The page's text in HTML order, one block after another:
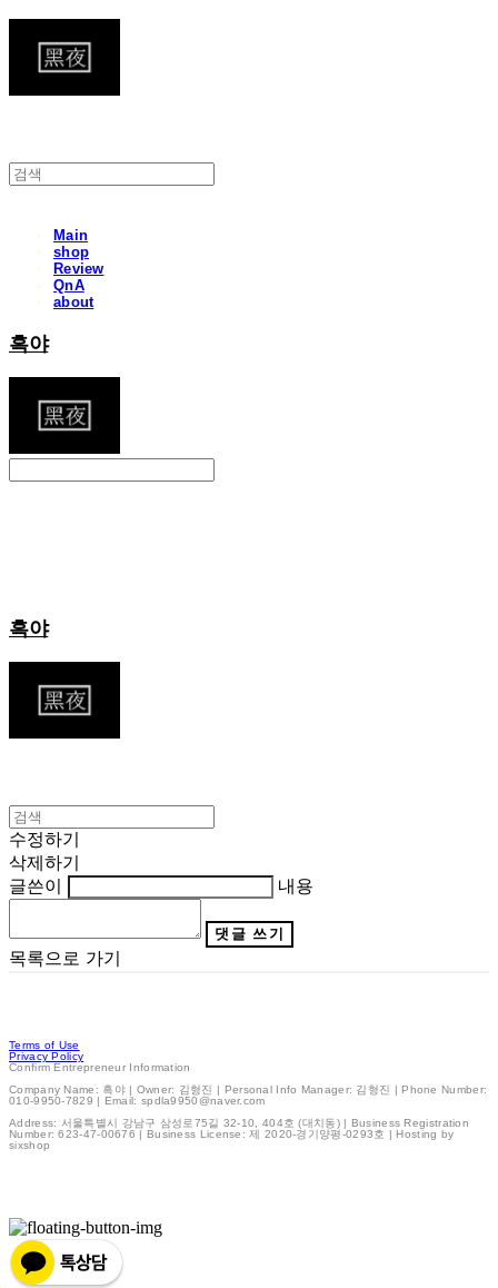
Main
shop
Review
QnA
about
흑야
흑야
수정하기
삭제하기
글쓴이
내용
댓글 쓰기
목록으로 가기
Terms of Use
Privacy Policy
Confirm Entrepreneur Information
Company Name: 흑야 | Owner: 김형진 | Personal Info Manager: 김형진 | Phone Number:
010-9950-7829 | Email: spdla9950@naver.com
Address: 서울특별시 강남구 삼성로75길 32-10, 404호 (대치동) | Business Registration
Number:623-47-00676 | Business License:제 2020-경기양평-0293호 | Hosting by
sixshop